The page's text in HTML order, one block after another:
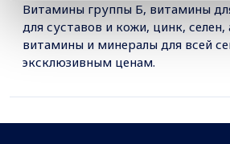
Витамины группы Б, витамины
для суставов и кожи, цинк, селен,
витамины и минералы для всей
эксклюзивным ценам.